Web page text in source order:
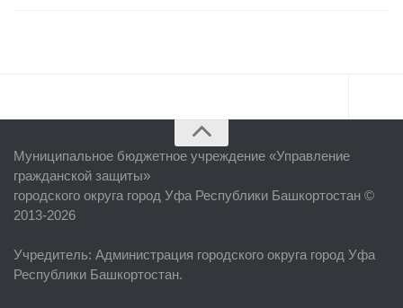
Об учреждении
Руководство
Районные УГЗ
Муниципальное бюджетное учреждение «Управление
гражданской защиты»
городского округа город Уфа Республики Башкортостан ©
2013-2026
Учредитель: Администрация городского округа город Уфа
Республики Башкортостан.